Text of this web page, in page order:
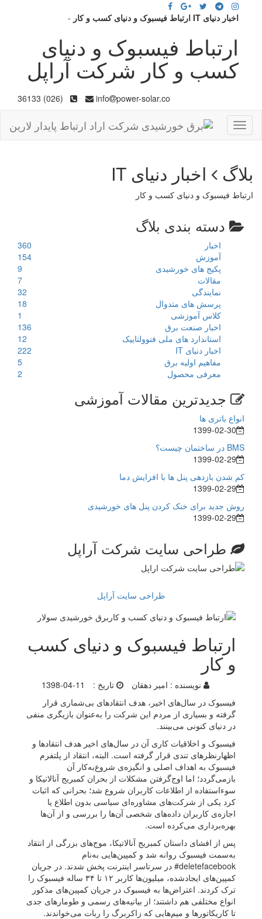
اخبار دنیای IT ارتباط فیسبوک و دنیای کسب و کار -
ارتباط فیسبوک و دنیای
کسب و کار شرکت آراپل
info power-solar.co
(026) 36133
Toggle
navigation
بلاگ اخبار دنیای IT
ارتباط فیسبوک و دنیای کسب و کار
دسته بندی بلاگ
اخبار
360
آموزش
154
پکیج های خورشیدی
9
مقالات
7
نمایندگی
32
پرسش های متدوال
18
کلاس آموزشی
1
اخبار صنعت برق
136
استاندارد های ملی فتوولتاییک
12
اخبار دنیای IT
222
مفاهیم اولیه برق
5
معرفی محصول
2
جدیدترین مقالات آموزشی
انواع باتری ها
1399-02-30
BMS در ساختمان چیست؟
1399-02-29
کم شدن بازدهی پنل ها با افزایش دما
1399-02-29
روش جدید برای خنک کردن پنل های خورشیدی
1399-02-29
طراحی سایت شرکت آراپل
طراحی سایت آراپل
ارتباط فیسبوک و دنیای کسب
و کار
نویسنده : امیر دهقان تاریخ :
1398-04-11
فیسبوک در سال‌های اخیر، هدف انتقادهای بی‌شماری قرار
گرفته و بسیاری از مردم این شرکت را به‌عنوان بازیگری منفی
در دنیای کنونی می‌بینند.
فیسبوک و اخلاقیات کاری آن در سال‌های اخیر هدف انتقادها و
اظهارنظرهای تندی قرار گرفته است. البته، انتقاد از پلتفرم
فیسبوک به اهداف اصلی و انگیزه‌ی شروع‌به‌کار آن
بازمی‌گردد؛ اما اوج‌گرفتن مشکلات از بحران کمبریج آنالاتیکا و
سوءاستفاده از اطلاعات کاربران شروع شد؛ بحرانی که اثبات
کرد یکی از شرکت‌های مشاوره‌ای سیاسی بدون اطلاع یا
اجازه‌ی کاربران داده‌های شخصی آن‌ها را بررسی و از آن‌ها
بهره‌برداری می‌کرده است.
پس از افشای داستان کمبریج آنالاتیکا، موج‌های بزرگی از انتقاد
به‌سمت فیسبوک روانه شد و کمپین‌هایی به‌نام
deletefacebook# در سرتاسر اینترنت پخش شدند. در جریان
کمپین‌های ایجادشده، میلیون‌ها کاربر ۱۲ تا ۳۴ ساله فیسبوک را
ترک کردند. اعتراض‌ها به فیسبوک در جریان کمپین‌های مذکور
انواع مختلفی هم داشتند؛ از بیانیه‌های رسمی و طومارهای جدی
تا کاریکاتورها و میم‌هایی که زاکربرگ را ربات می‌خواندند.